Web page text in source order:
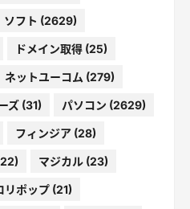
ソフト (2629)
ドメイン取得(25)
ネットユーコム (279)
ズ(31) パソコン (2629)
フィンジア(28)
マジカル(23)
リポップ(21)